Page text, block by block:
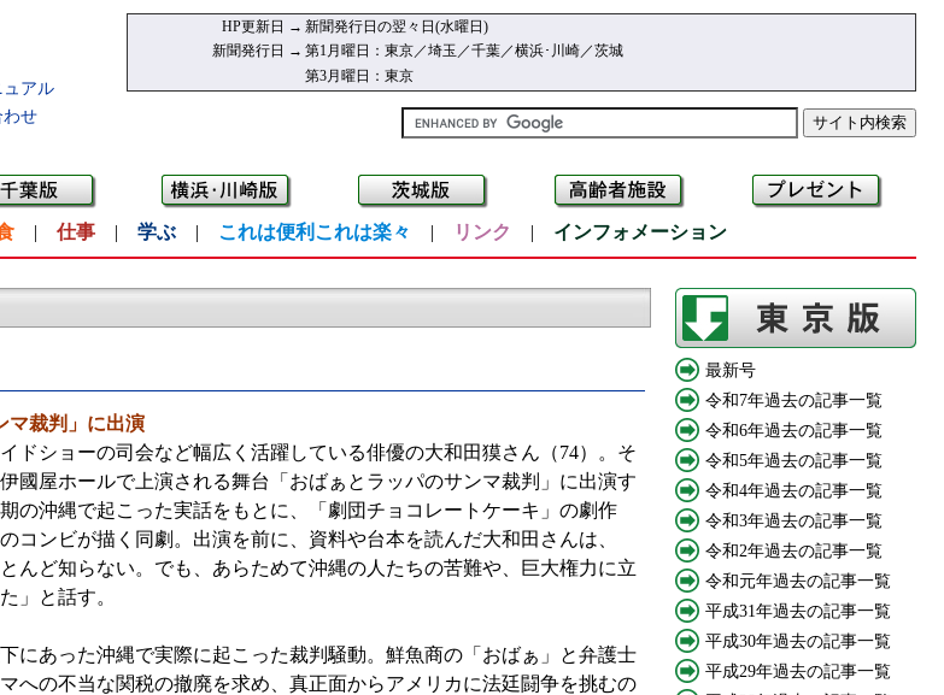
アル
わせ
HP更新日 → 新聞発行日の翌々日(水曜日)
新聞発行日 → 第1月曜日：東京／埼玉／千葉／横浜･川崎／茨城
第3月曜日：東京
| 仕事 | 学ぶ | これは便利これは楽々 | リンク | インフォメーション
マ裁判」に出演
ドショーの司会など幅広く活躍している俳優の大和田獏さん（74）。そ
國屋ホールで上演される舞台「おばぁとラッパのサンマ裁判」に出演す
の沖縄で起こった実話をもとに、「劇団チョコレートケーキ」の劇作
コンビが描く同劇。出演を前に、資料や台本を読んだ大和田さんは、
んど知らない。でも、あらためて沖縄の人たちの苦難や、巨大権力に立
」と話す。
にあった沖縄で実際に起こった裁判騒動。鮮魚商の「おばぁ」と弁護士
への不当な関税の撤廃を求め、真正面からアメリカに法廷闘争を挑むの
最新号
令和7年過去の記事一覧
令和6年過去の記事一覧
令和5年過去の記事一覧
令和4年過去の記事一覧
令和3年過去の記事一覧
令和2年過去の記事一覧
令和元年過去の記事一覧
平成31年過去の記事一覧
平成30年過去の記事一覧
平成29年過去の記事一覧